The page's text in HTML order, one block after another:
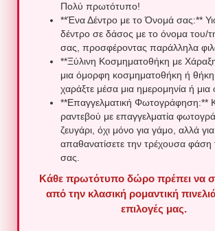
Πολύ πρωτότυπο!
**Ένα Δέντρο με το Όνομά σας:**
δέντρο σε δάσος με το όνομα του/
σας, προσφέροντας παράλληλα
**Ξύλινη Κοσμηματοθήκη με
μια όμορφη κοσμηματοθήκη ή θήκη
χαράξτε μέσα μια ημερομηνία ή μια
**Επαγγελματική Φωτογράφηση:**
ραντεβού με επαγγελματία
ζευγάρι, όχι μόνο για γάμο, αλλά
απαθανατίσετε την τρέχουσα φάση
σας.
Κάθε πρωτότυπο δώρο πρέπει να
από την κλασική ρομαντική
επιλογές μας.